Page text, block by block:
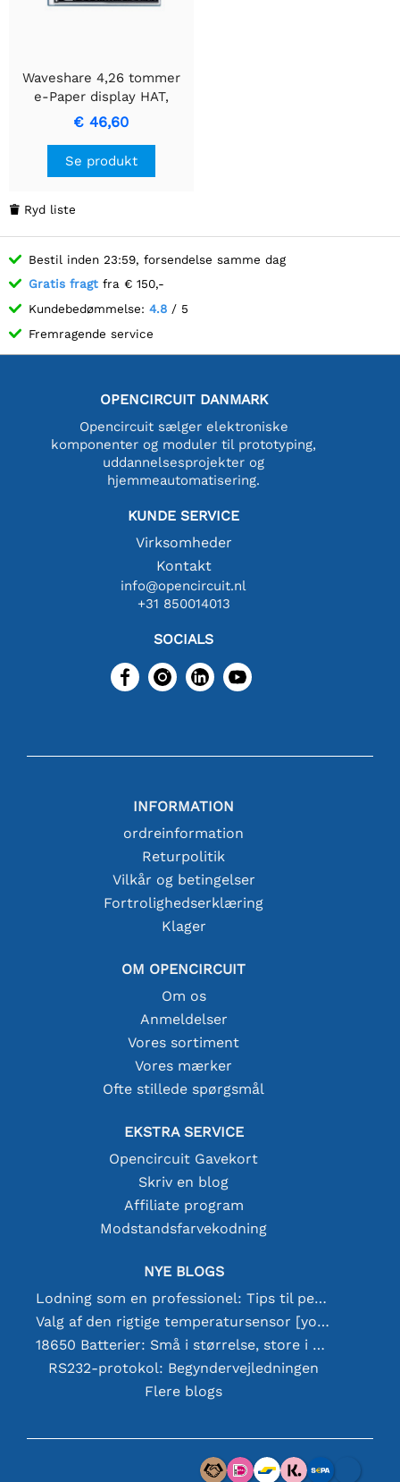
Waveshare 4,26 tommer
e-Paper display HAT,
800x480, Sort/Hvid, SPI-
interface
€ 46,60
Se produkt
 Ryd liste
Bestil inden 23:59, forsendelse samme dag
Gratis fragt fra € 150,-
Kundebedømmelse: 4.8 / 5
Fremragende service
OPENCIRCUIT DANMARK
Opencircuit sælger elektroniske
komponenter og moduler til prototyping,
uddannelsesprojekter og
hjemmeautomatisering.
KUNDE SERVICE
Virksomheder
Kontakt
info@opencircuit.nl
+31 850014013
SOCIALS
INFORMATION
ordreinformation
Returpolitik
Vilkår og betingelser
Fortrolighedserklæring
Klager
OM OPENCIRCUIT
Om os
Anmeldelser
Vores sortiment
Vores mærker
Ofte stillede spørgsmål
EKSTRA SERVICE
Opencircuit Gavekort
Skriv en blog
Affiliate program
Modstandsfarvekodning
NYE BLOGS
Lodning som en professionel: Tips til perfekte elektroniske forbindelser
Valg af den rigtige temperatursensor [youtube]
18650 Batterier: Små i størrelse, store i ydeevne
RS232-protokol: Begyndervejledningen
Flere blogs